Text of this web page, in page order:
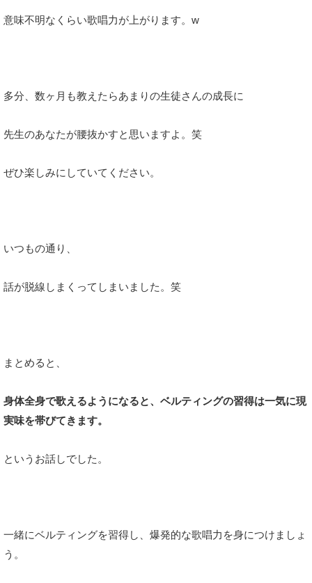
意味不明なくらい歌唱力が上がります。w
多分、数ヶ月も教えたらあまりの生徒さんの成長に
先生のあなたが腰抜かすと思いますよ。笑
ぜひ楽しみにしていてください。
いつもの通り、
話が脱線しまくってしまいました。笑
まとめると、
身体全身で歌えるようになると、ベルティングの習得は一気に現
実味を帯びてきます。
というお話しでした。
一緒にベルティングを習得し、爆発的な歌唱力を身につけましょ
う。